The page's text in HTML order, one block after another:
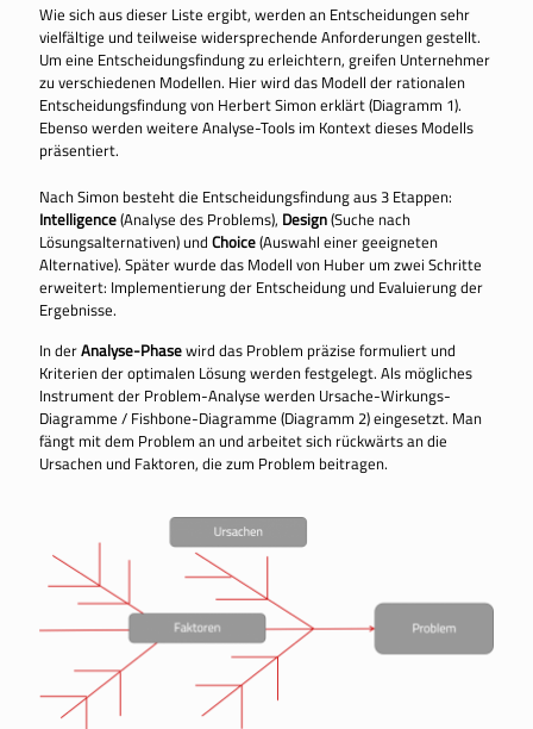
Wie sich aus dieser Liste ergibt, werden an Entscheidungen sehr
vielfältige und teilweise widersprechende Anforderungen gestellt.
Um eine Entscheidungsfindung zu erleichtern, greifen Unternehmer
zu verschiedenen Modellen. Hier wird das Modell der rationalen
Entscheidungsfindung von Herbert Simon erklärt (Diagramm 1).
Ebenso werden weitere Analyse-Tools im Kontext dieses Modells
präsentiert.
Nach Simon besteht die Entscheidungsfindung aus 3 Etappen:
Intelligence(Analyse des Problems), Design(Suche nach
Lösungsalternativen) und Choice(Auswahl einer geeigneten
Alternative). Später wurde das Modell von Huber um zwei Schritte
erweitert: Implementierung der Entscheidung und Evaluierung der
Ergebnisse.
In derAnalyse-Phasewird das Problem präzise formuliert und
Kriterien der optimalen Lösung werden festgelegt. Als mögliches
Instrument der Problem-Analyse werden Ursache-Wirkungs-
Diagramme / Fishbone-Diagramme (Diagramm 2) eingesetzt. Man
fängt mit dem Problem an und arbeitet sich rückwärts an die
Ursachen und Faktoren, die zum Problem beitragen.